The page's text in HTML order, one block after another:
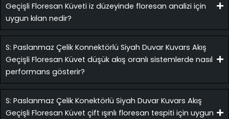
Geçişli Floresan Küveti iz düzeyinde floresan analizi için
uygun kılan nedir?
S: Paslanmaz Çelik Konnektörlü Siyah Duvar Kuvars Akış
Geçişli Floresan Küvet düşük akış oranlı sistemlerde nasıl
performans gösterir?
S: Paslanmaz Çelik Konektörlü Siyah Duvar Kuvars Akış
Geçişli Floresan Küvet çift ışınlı floresan tespiti için uygun